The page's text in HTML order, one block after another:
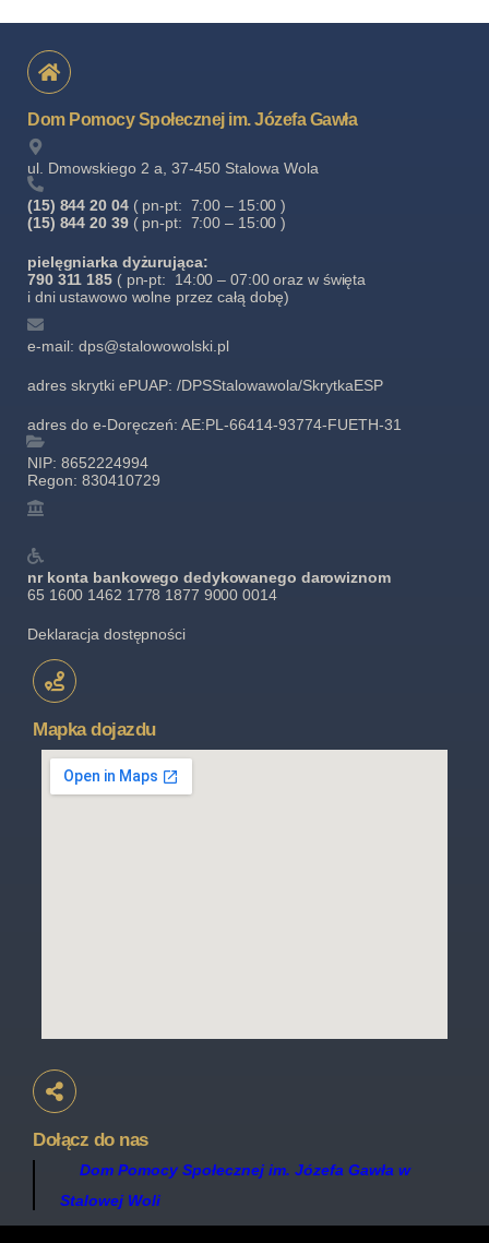
Dom Pomocy Społecznej im. Józefa Gawła
ul. Dmowskiego 2 a, 37-450 Stalowa Wola
(15) 844 20 04 ( pn-pt: 7:00 – 15:00 )
(15) 844 20 39( pn-pt: 7:00 – 15:00 )
pielęgniarka dyżurująca:
790 311 185( pn-pt: 14:00 – 07:00 oraz w święta
i dni ustawowo wolne przez całą dobę)
e-mail: dps@stalowowolski.pl
adres skrytki ePUAP: /DPSStalowawola/SkrytkaESP
adres do e-Doręczeń: AE:PL-66414-93774-FUETH-31
NIP: 8652224994
Regon: 830410729
nr konta bankowego dedykowanego darowiznom
65 1600 1462 1778 1877 9000 0014
Deklaracja dostępności
Mapka dojazdu
Dołącz do nas
Dom Pomocy Społecznej im. Józefa Gawła w
Stalowej Woli